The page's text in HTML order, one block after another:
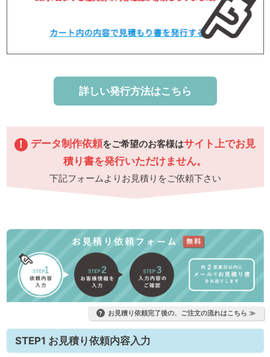
詳しい発行方法はこちら
！ データ制作依頼をご希望のお客様はサイト上でお見
積り書を発行いただけません。
下記フォームよりお見積りをご依頼下さい
? お見積り依頼完了後の、ご注文の流れはこちら ≫
STEP1 お見積り依頼内容入力